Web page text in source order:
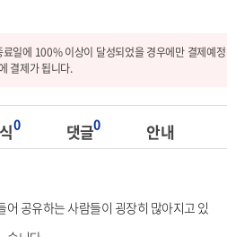
료일에 100% 이상이 달성되었을 경우에만 결제예정
결제가 됩니다.
0 댓글0 안내
공유하는 사람들이 굉장히 많아지고 있